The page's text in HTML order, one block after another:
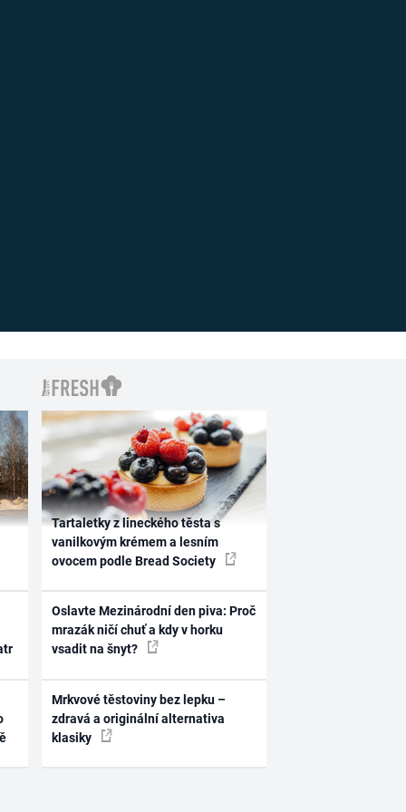
Tartaletky z lineckého těsta s
vanilkovým krémem a lesním
ovocem podle Bread Society
Oslavte Mezinárodní den piva: Proč
mrazák ničí chuť a kdy v horku
vsadit na šnyt?
Mrkvové těstoviny bez lepku –
zdravá a originální alternativa
klasiky